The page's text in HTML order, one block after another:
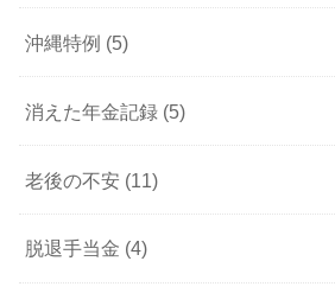
沖縄特例 (5)
消えた年金記録 (5)
老後の不安 (11)
脱退手当金 (4)